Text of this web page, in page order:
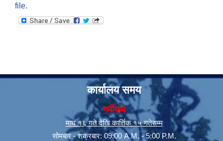
file.
कार्यालय समय
गर्मीयाम
माघ १६ गते देखि कार्त्तिक १५ गतेसम्म
सोमबार - शक्रबार: 09:00 A.M. - 5:00 P.M.